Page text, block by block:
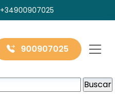
+34900907025
900907025